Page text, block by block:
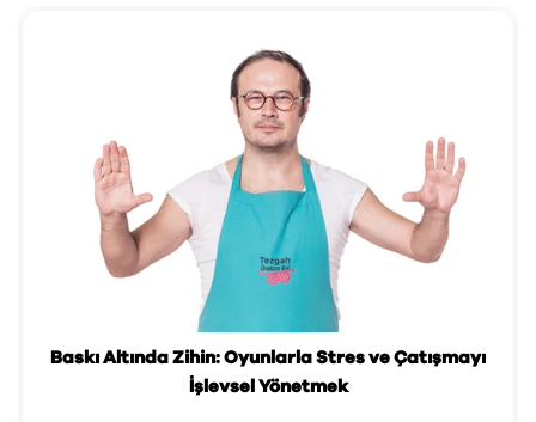
Baskı Altında Zihin: Oyunlarla Stres ve Çatışmayı
İşlevsel Yönetmek